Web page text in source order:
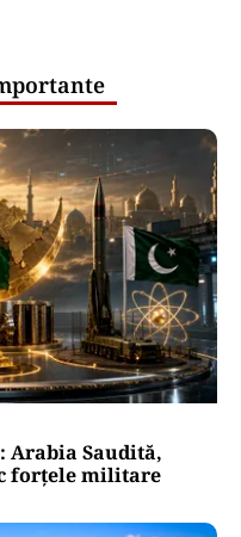
Arabia Saudită,
forțele militare